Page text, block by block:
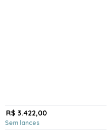
R$ 3.422,00
Sem lances